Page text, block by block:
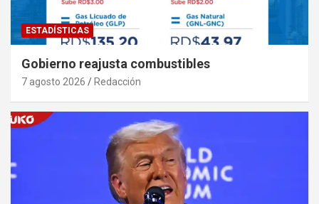
ESTADÍSTICAS
Gobierno reajusta combustibles
7 agosto 2026 Redacción